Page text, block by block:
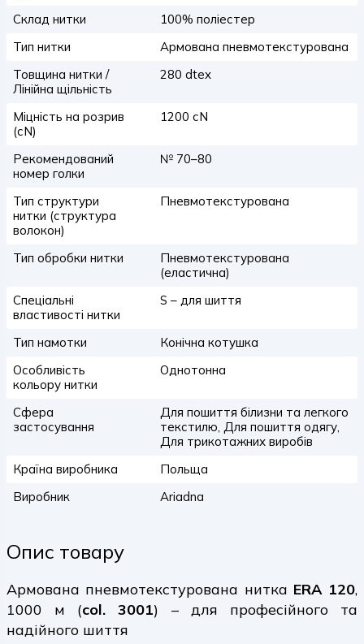
Склад нитки
100% поліестер
Тип нитки
Армована пневмотекстурована
Товщина нитки /
Лінійна щільність
280 dtex
Міцність на розрив
(сN)
1200 сN
Рекомендований
номер голки
№ 70–80
Тип структури
нитки (структура
волокон)
Пневмотекстурована
Тип обробки нитки
Пневмотекстурована
(еластична)
Спеціальні
властивості нитки
S – для шиття
Тип намотки
Конічна котушка
Особливість
кольору нитки
Однотонна
Сфера
застосування
Для пошиття білизни та легкого
текстилю, Для пошиття одягу,
Для трикотажних виробів
Країна виробника
Польща
Виробник
Ariadna
Опис товару
Армована пневмотекстурована нитка ERA 120,
1000 м (col. 3001) – для професійного та
надійного шиття